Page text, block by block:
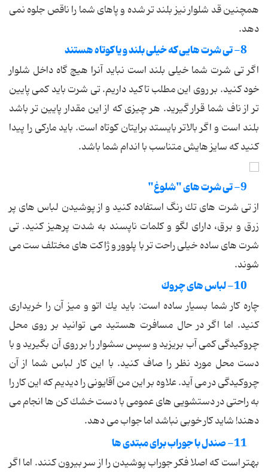
همچنین قد شلوار نیز بلند تر شده و پاهای شما را ناقص جلوه نمی
دهد.
8- تی شرت هایی كه خیلی بلند و یا كوتاه هستند
اگر تی شرت شما خیلی بلند است نباید آنرا هیچ گاه داخل شلوار
خود كنید. بر روی این مطلب تاكید داریم. تی شرت باید كمی پایین
تر از ناف شما قرار گیرید. هر چیزی كه از این مقدار پایین تر باشد
بلند است و اگر بالاتر بایستد برایتان كوتاه است. باید ماركی را پیدا
كنید كه سایز هایش متناسب با اندام شما باشد.
9- تی شرت های "شلوغ"
از تی شرت های تك رنگ استفاده كنید و از پوشیدن لباس های پر
زرق و برق، دارای لگو و كلمات ناپسند به شدت پرهیز كنید. تی
شرت های ساده خیلی راحت تر با پلوور و ژاكت های مختلف ست می
شوند.
10- لباس های چروك
چاره كار شما بسیار ساده است: باید یك اتو و میز آن را خریداری
كنید. اما اگر در حال مسافرت هستید می توانید بر روی محل
چروكیدگی كمی آب بریزید و سپس سشوار را بر روی آن بگیرید و با
دست محل مورد نظر را صاف كنید. با این كار لباس شما از آن
چروكیدگی در می آید. علاوه بر این من آقایونی را دیدیم كه این كار را
به راحتی در دستشویی های عمومی با دست خشك كن ها انجام می
دهند! شاید كار خوبی نباشد اما جواب می دهد.
11- صندل با جوراب برای مبتدی ها
بهتر است كه اصلا فكر جوراب پوشیدن را از سر بیرون كنند. اما اگر